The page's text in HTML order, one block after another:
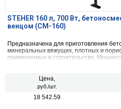
STEHER 160 л, 700 Вт,
венцом (CM-160)
Предназначена для приготовления
минеральных вяжущих, плотных и
применяемых в строительстве.
Цена,
руб./шт.
18 542.59